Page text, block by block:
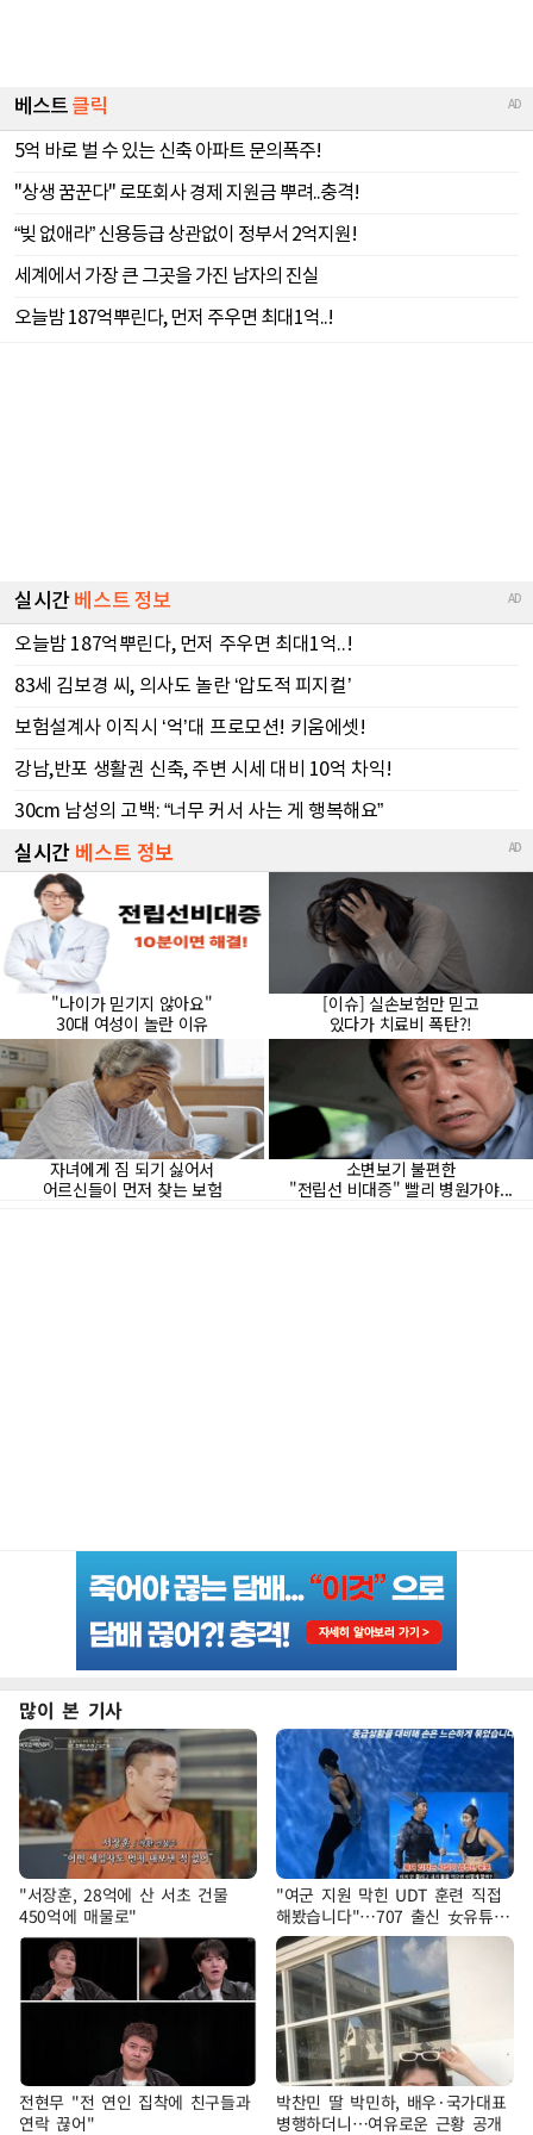
많이 본 기사
"서장훈, 28억에 산 서초 건물
450억에 매물로"
"여군 지원 막힌 UDT 훈련 직접
해봤습니다"…707 출신 女유튜버
'완벽 소화'
전현무 "전 연인 집착에 친구들과
연락 끊어"
박찬민 딸 박민하, 배우·국가대표
병행하더니…여유로운 근황 공개